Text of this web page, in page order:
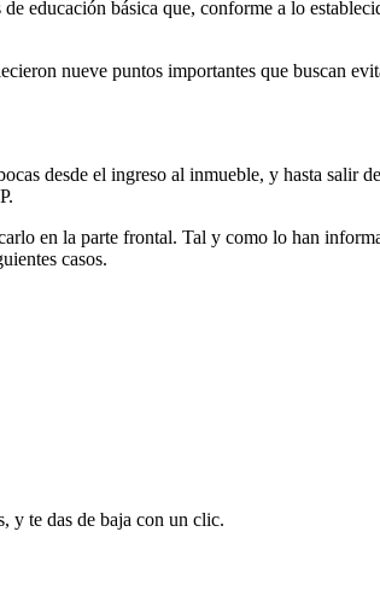
educación básica que, conforme a lo
nueve puntos importantes que buscan
desde el ingreso al inmueble, y hasta salir
en la parte frontal. Tal y como lo han
casos.
y te das de baja con un clic.